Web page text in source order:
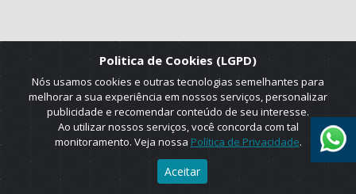
AGT Online.
Politica de Cookies (LGPD)
Nós usamos cookies e outras tecnologias semelhantes para
melhorar a sua experiência em nossos serviços, personalizar
publicidade e recomendar conteúdo de seu interesse.
Ao utilizar nossos serviços, você concorda com tal
monitoramento. Veja nossa Política de Privacidade.
Aceitar